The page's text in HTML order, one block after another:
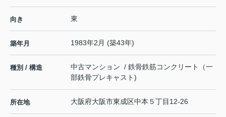
向き 東
築年月 1983年2月 (築43年)
種別 / 構造
中古マンション / 鉄骨鉄筋コンクリート（一
部鉄骨プレキャスト)
所在地 大阪府大阪市東成区中本 ５丁目12-26